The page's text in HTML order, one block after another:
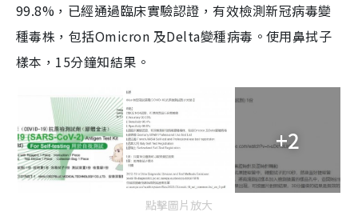
99.8%，已經通過臨床實驗認證，有效檢測新冠病毒變
種毒株，包括Omicron 及Delta變種病毒。使用鼻拭子
樣本，15分鐘知結果。
+2
點擊圖片放大